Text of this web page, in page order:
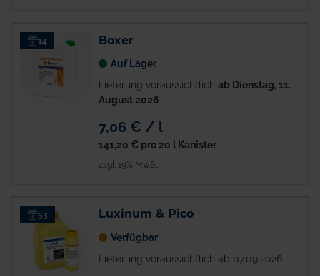
14 Boxer
Auf Lager
Lieferung voraussichtlich ab Dienstag, 11.
August 2026
7,06 € / l
141,20 € pro 20 l Kanister
zzgl. 19% MwSt.
53 Luxinum & Pico
Verfügbar
Lieferung voraussichtlich ab 07.09.2026